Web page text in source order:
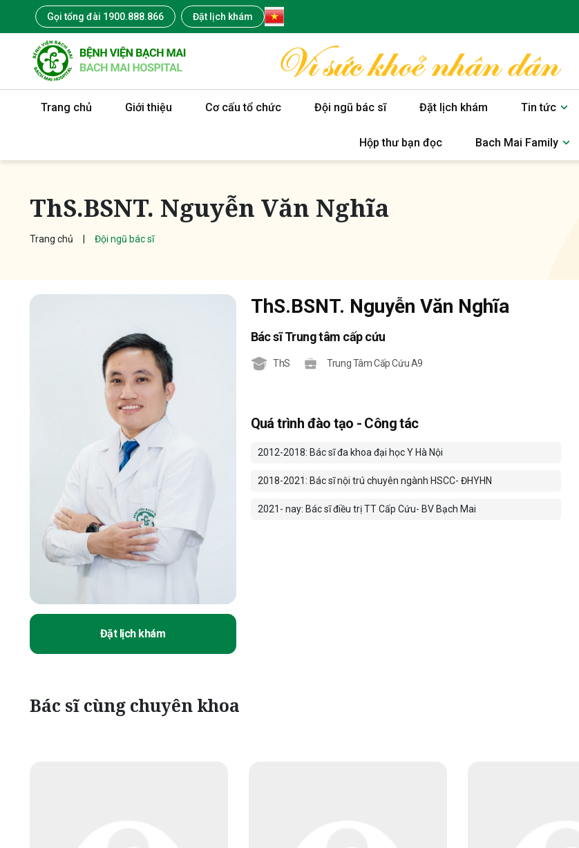
Gọi tổng đài 1900.888.866 Đặt lịch khám
Trang chủ Giới thiệu Cơ cấu tổ chức Đội ngũ bác sĩ Đặt lịch khám Tin tức
Hộp thư bạn đọc Bach Mai Family
ThS.BSNT. Nguyễn Văn Nghĩa
Trang chủ Đội ngũ bác sĩ
Đặt lịch khám
ThS.BSNT. Nguyễn Văn Nghĩa
Bác sĩ Trung tâm cấp cứu
ThS Trung Tâm Cấp Cứu A9
Quá trình đào tạo - Công tác
2012-2018: Bác sĩ đa khoa đại học Y Hà Nội
2018-2021: Bác sĩ nội trú chuyên ngành HSCC- ĐHYHN
2021- nay: Bác sĩ điều trị TT Cấp Cứu- BV Bạch Mai
Bác sĩ cùng chuyên khoa